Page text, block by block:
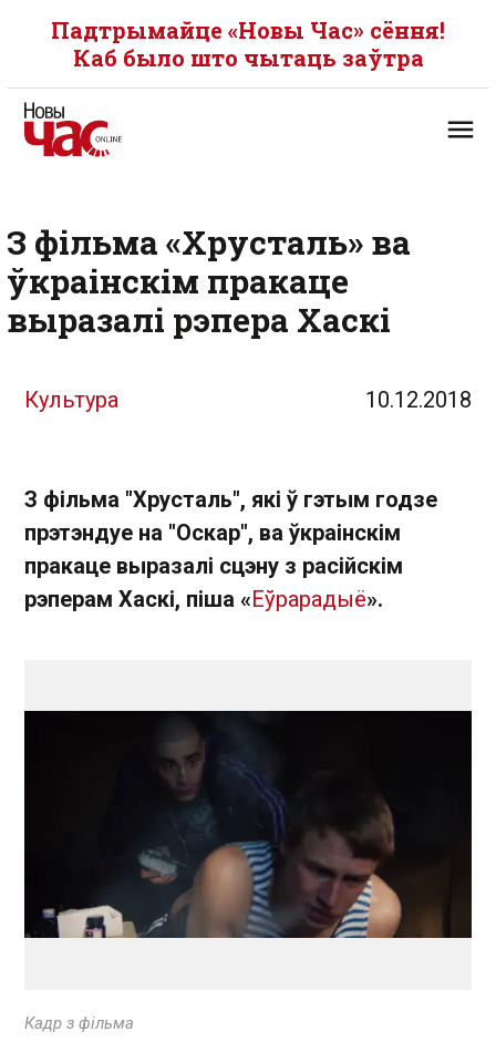
Падтрымайце «Новы Час» сёння!
Каб было што чытаць заўтра
З фільма «Хрусталь» ва
ўкраінскім пракаце
выразалі рэпера Хаскі
Культура 10.12.2018
З фільма "Хрусталь", які ў гэтым годзе
прэтэндуе на "Оскар", ва ўкраінскім
пракаце выразалі сцэну з расійскім
рэперам Хаскі, піша «Еўрарадыё».
Кадр з фільма